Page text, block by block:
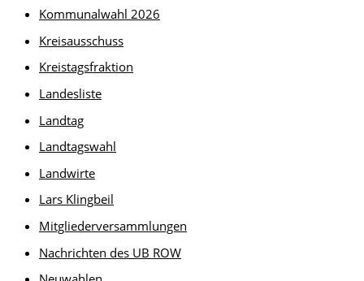
Kommunalwahl 2026
Kreisausschuss
Kreistagsfraktion
Landesliste
Landtag
Landtagswahl
Landwirte
Lars Klingbeil
Mitgliederversammlungen
Nachrichten des UB ROW